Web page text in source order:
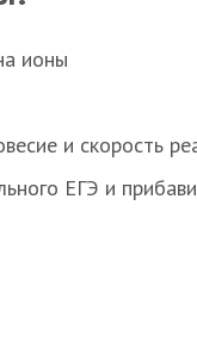
ионы
и скорость
ЕГЭ и